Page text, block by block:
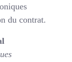
du contrat.